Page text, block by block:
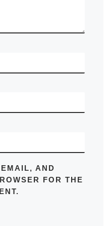
AND
FOR THE